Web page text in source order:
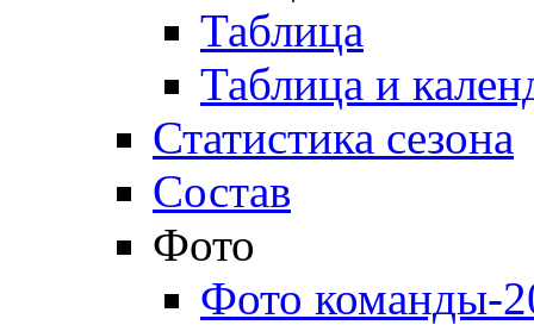
Таблица
Таблица и
Статистика сезона
Состав
Фото
Фото команды-